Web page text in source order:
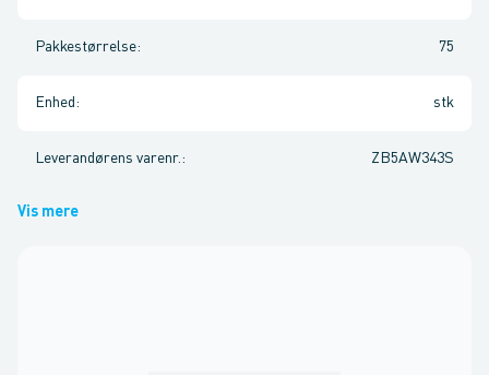
Pakkestørrelse: 75
Enhed : stk
Leverandørens varenr. : ZB5AW343S
Vis mere